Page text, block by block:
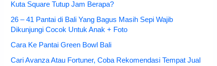
Kuta Square Tutup Jam Berapa?
26 – 41 Pantai di Bali Yang Bagus Masih Sepi Wajib
Dikunjungi Cocok Untuk Anak + Foto
Cara Ke Pantai Green Bowl Bali
Cari Avanza Atau Fortuner, Coba Rekomendasi Tempat Jual